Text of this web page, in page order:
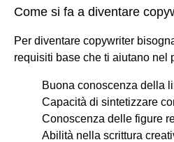
Come si fa a diventare
Per diventare copywriter
requisiti base che ti aiutano nel
Buona conoscenza della
Capacità di sintetizzare
Conoscenza delle figure
Abilità nella scrittura